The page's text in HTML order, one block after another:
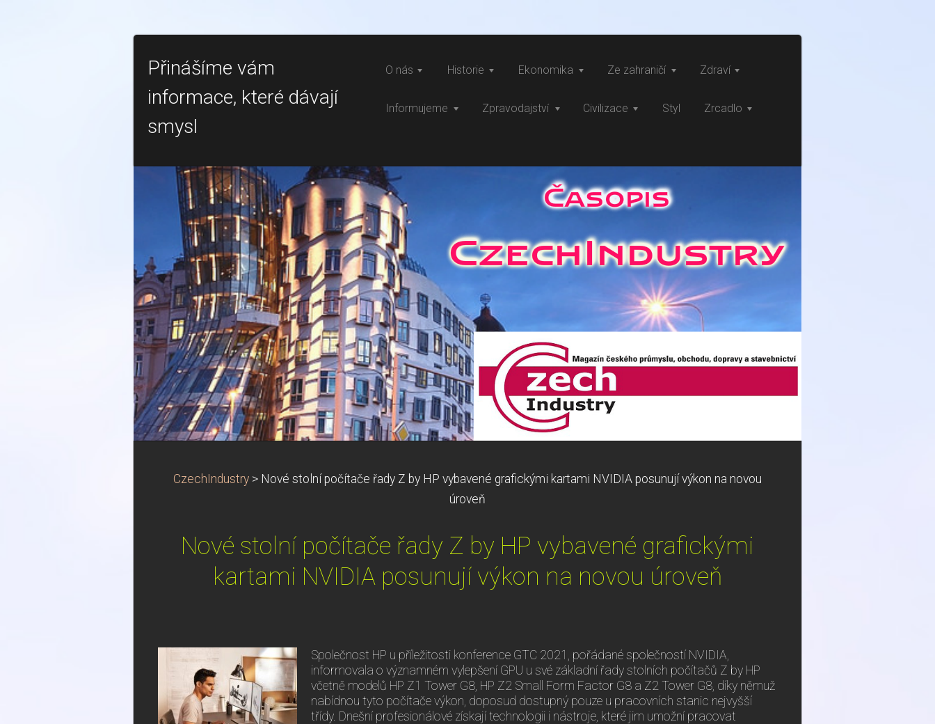
Přinášíme vám
informace, které dávají
smysl
O nás Historie Ekonomika Ze zahraničí Zdraví
Informujeme Zpravodajství Civilizace Styl Zrcadlo
CzechIndustry > Nové stolní počítače řady Z by HP vybavené grafickými kartami NVIDIA posunují výkon na novou
úroveň
Nové stolní počítače řady Z by HP vybavené grafickými
kartami NVIDIA posunují výkon na novou úroveň
Společnost HP u příležitosti konference GTC 2021, pořádané společností NVIDIA,
informovala o významném vylepšení GPU u své základní řady stolních počítačů Z by HP
včetně modelů HP Z1 Tower G8, HP Z2 Small Form Factor G8 a Z2 Tower G8, díky němuž
nabídnou tyto počítače výkon, doposud dostupný pouze u pracovních stanic nejvyšší
třídy. Dnešní profesionálové získají technologii i nástroje, které jim umožní pracovat